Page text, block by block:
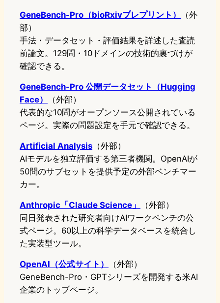
GeneBench-Pro（bioRxivプレプリント）
（外
部）
手法・データセット・評価結果を詳述した査読
前論文。129問・10ドメインの技術的裏づけが
確認できる。
GeneBench-Pro 公開データセット（Hugging
Face）
（外部）
代表的な10問がオープンソース公開されている
ページ。実際の問題設定を手元で確認できる。
Artificial Analysis （外部）
AIモデルを独立評価する第三者機関。OpenAIが
50問のサブセットを提供予定の外部ベンチマー
カー。
Anthropic「Claude Science」
（外部）
同日発表された研究者向けAIワークベンチの公
式ページ。60以上の科学データベースを統合し
た実装型ツール。
OpenAI（公式サイト）
（外部）
GeneBench-Pro・GPTシリーズを開発する米AI
企業のトップページ。